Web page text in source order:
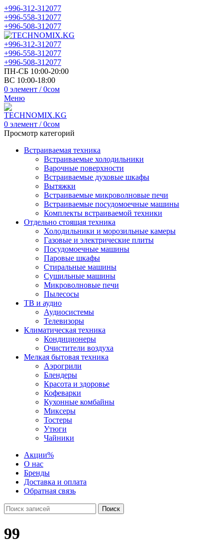
+996-312-312077
+996-558-312077
+996-508-312077
+996-312-312077
+996-558-312077
+996-508-312077
ПН-СБ 10:00-20:00
ВС 10:00-18:00
0 элемент / 0сом
Меню
0 элемент / 0сом
Просмотр категорий
Встраиваемая техника
Встраиваемые холодильники
Варочные поверхности
Встраиваемые духовые шкафы
Вытяжки
Встраиваемые микроволновые печи
Встраиваемые посудомоечные машины
Комплекты встраиваемой техники
Отдельно стоящая техника
Холодильники и морозильные камеры
Газовые и электрические плиты
Посудомоечные машины
Паровые шкафы
Стиральные машины
Сушильные машины
Микроволновые печи
Пылесосы
ТВ и аудио
Аудиосистемы
Телевизоры
Климатическая техника
Кондиционеры
Очистители воздуха
Мелкая бытовая техника
Аэрогрили
Блендеры
Красота и здоровье
Кофеварки
Кухонные комбайны
Миксеры
Тостеры
Утюги
Чайники
Акции%
О нас
Бренды
Доставка и оплата
Обратная связь
Поиск
99